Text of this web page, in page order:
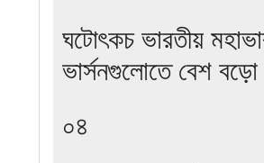
ঘটোৎকচ ভারতীয়
ভার্সনগুলোতে বেশ বড়ো
০৪